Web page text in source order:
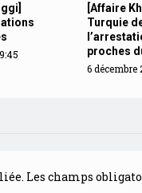
[Affaire
Turquie
proches
6 décembre
Les champs